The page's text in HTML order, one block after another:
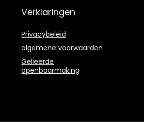
Verklaringen
Privacybeleid
algemene voorwaarden
Gelieerde
openbaarmaking